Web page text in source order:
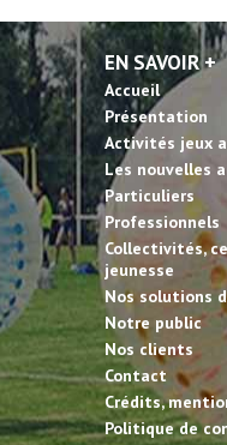
EN SAVOIR +
Accueil
Présentation
Activités jeux
Les nouvelles
Particuliers
Professionnels
Collectivités,
jeunesse
Nos solutions
Notre public
Nos clients
Contact
Crédits,
Politique de